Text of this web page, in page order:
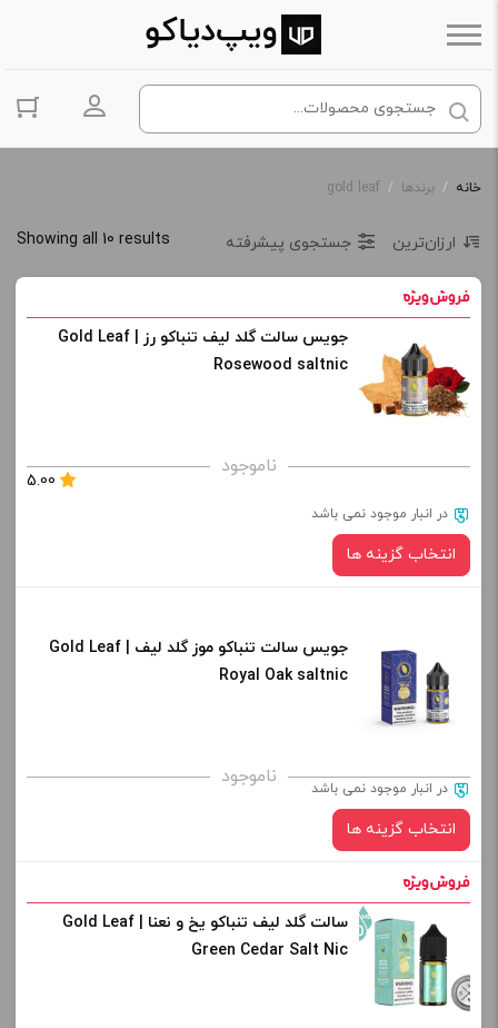
ورود به
خانه / برندها /
gold leaf
Showing all 10 results ارزان‌ترین جستجوی پیشرفته
جویس سالت گلد لیف تنباکو رز | Gold Leaf
Rosewood saltnic
ناموجود
5.00
در انبار موجود نمی باشد
انتخاب گزینه ها
نیکوتین:
برای فعال شدن سبد خرید و نمایش قیمت ، گزینه های محصول را
از کادر بالا انتخاب کنید.
+
افزودن به سبد خرید
جویس سالت تنباکو موز گلد لیف | Gold Leaf
Royal Oak saltnic
ناموجود در انبار موجود نمی باشد
انتخاب گزینه ها
نیکوتین:
سالت گلد لیف تنباکو یخ و نعنا | Gold Leaf
Green Cedar Salt Nic